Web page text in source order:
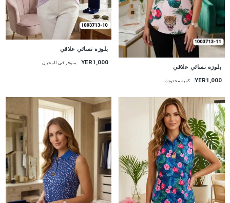
جديد
بلوزه نسائي علاقي
YER1,000 كمية محدودة
جديد
بلوزه نسائي علاقي
YER1,000 متوفر في المخزن